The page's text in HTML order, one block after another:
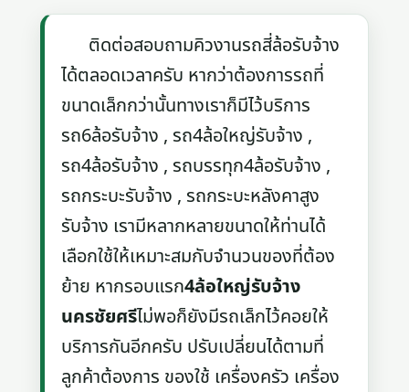
ติดต่อสอบถามคิวงานรถสี่ล้อรับจ้าง
ได้ตลอดเวลาครับ หากว่าต้องการรถที่
ขนาดเล็กกว่านั้นทางเราก็มีไว้บริการ
รถ6ล้อรับจ้าง , รถ4ล้อใหญ่รับจ้าง ,
รถ4ล้อรับจ้าง , รถบรรทุก4ล้อรับจ้าง ,
รถกระบะรับจ้าง , รถกระบะหลังคาสูง
รับจ้าง เรามีหลากหลายขนาดให้ท่านได้
เลือกใช้ให้เหมาะสมกับจำนวนของที่ต้อง
ย้าย หากรอบแรก4ล้อใหญ่รับจ้าง
นครชัยศรีไม่พอก็ยังมีรถเล็กไว้คอยให้
บริการกันอีกครับ ปรับเปลี่ยนได้ตามที่
ลูกค้าต้องการ ของใช้ เครื่องครัว เครื่อง